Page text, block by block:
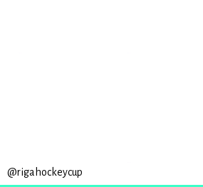
@rigahockeycup